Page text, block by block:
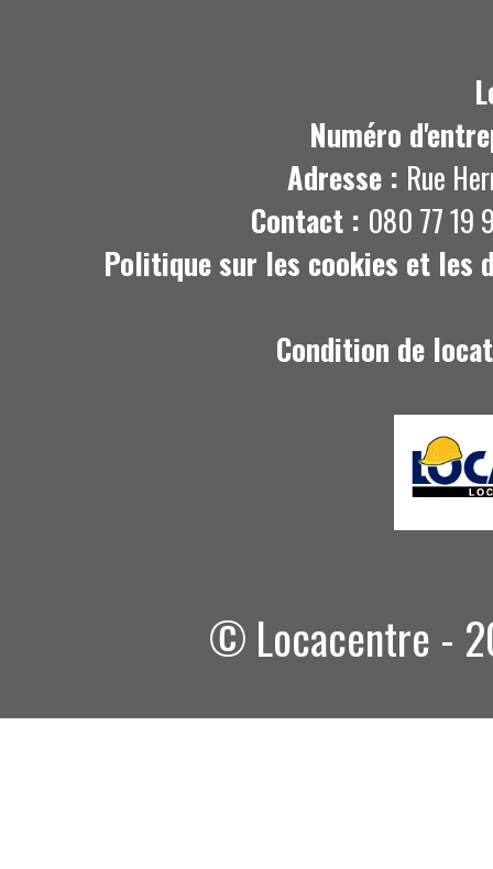
Numéro
Adresse : Rue
Contact : 080 77 19
Politique sur les cookies et les
Condition de
© Locacentre -